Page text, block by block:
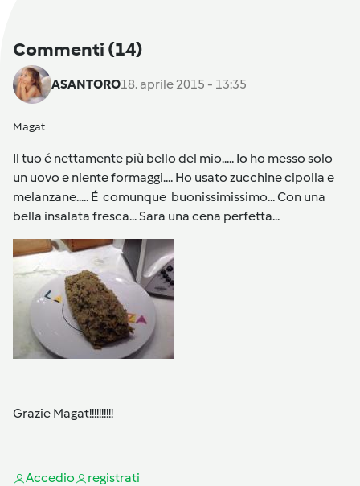
Commenti (14)
ASANTORO18. aprile 2015 - 13:35
Magat
Il tuo é nettamente più bello del mio..... Io ho messo solo
un uovo e niente formaggi.... Ho usato zucchine cipolla e
melanzane..... É comunque buonissimissimo... Con una
bella insalata fresca... Sara una cena perfetta...
Grazie Magat!!!!!!!!!!
Accedio registrati